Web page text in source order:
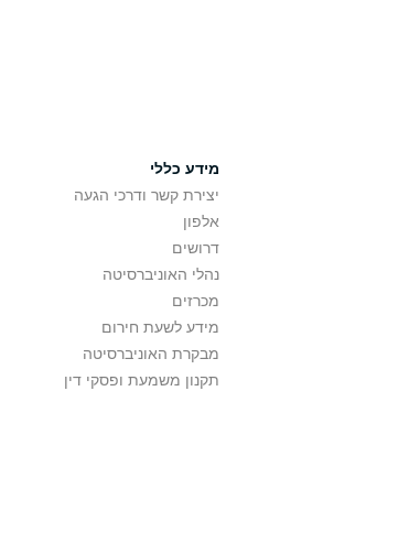
מידע כללי
יצירת קשר ודרכי הגעה
אלפון
דרושים
נהלי האוניברסיטה
מכרזים
מידע לשעת חירום
מבקרת האוניברסיטה
תקנון משמעת ופסקי דין